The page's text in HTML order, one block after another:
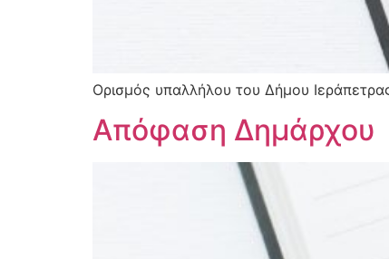
Ορισμός υπαλλήλου του Δήμου
Απόφαση Δημάρχου